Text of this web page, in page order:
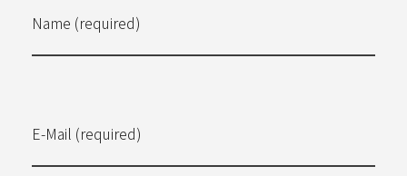
Name (required)
E-Mail (required)